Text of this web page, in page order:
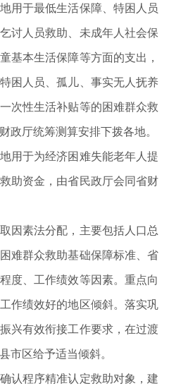
于最低生活保障、特困人员
讨人员救助、未成年人社会保
基本生活保障等方面的支出，
困人员、孤儿、事实无人抚养
次性生活补贴等的困难群众救
政厅统筹测算安排下拨各地。
于为经济困难失能老年人提
助资金，由省民政厅会同省财
素法分配，主要包括人口总
难群众救助基础保障标准、省
度、工作绩效等因素。重点向
作绩效好的地区倾斜。落实巩
兴有效衔接工作要求，在过渡
市区给予适当倾斜。
程序精准认定救助对象，建